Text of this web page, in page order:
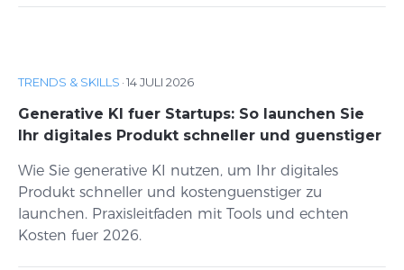
TRENDS & SKILLS ·14 JULI 2026
Generative KI fuer Startups: So launchen Sie
Ihr digitales Produkt schneller und guenstiger
Wie Sie generative KI nutzen, um Ihr digitales
Produkt schneller und kostenguenstiger zu
launchen. Praxisleitfaden mit Tools und echten
Kosten fuer 2026.